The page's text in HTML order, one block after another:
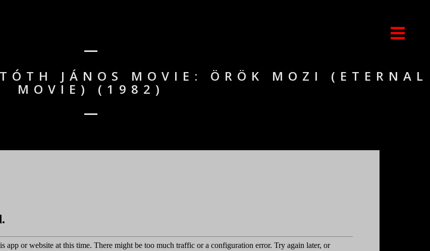
JÁNOS MOVIE: ÖRÖK MOZI (ETERNAL
MOVIE) (1982)